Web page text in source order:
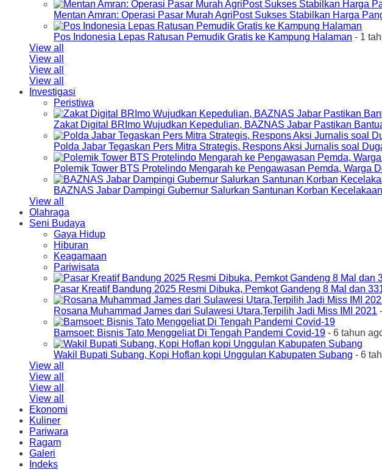
Mentan Amran: Operasi Pasar Murah AgriPost Sukses Stabilkan Harga
Pos Indonesia Lepas Ratusan Pemudik Gratis ke Kampung Halaman - 1
View all
View all
View all
View all
Investigasi
Peristiwa
Zakat Digital BRImo Wujudkan Kepedulian, BAZNAS Jabar Pastikan
Polda Jabar Tegaskan Pers Mitra Strategis, Respons Aksi Jurnalis soal
Polemik Tower BTS Protelindo Mengarah ke Pengawasan Pemda, Warga
BAZNAS Jabar Dampingi Gubernur Salurkan Santunan Korban
View all
Olahraga
Seni Budaya
Gaya Hidup
Hiburan
Keagamaan
Pariwisata
Pasar Kreatif Bandung 2025 Resmi Dibuka, Pemkot Gandeng 8 Mal dan
Rosana Muhammad James dari Sulawesi Utara,Terpilih Jadi Miss IMI 2021
Bamsoet: Bisnis Tato Menggeliat Di Tengah Pandemi Covid-19 - 6 tahun
Wakil Bupati Subang, Kopi Hoflan kopi Unggulan Kabupaten Subang - 6
View all
View all
View all
View all
Ekonomi
Kuliner
Pariwara
Ragam
Galeri
Indeks